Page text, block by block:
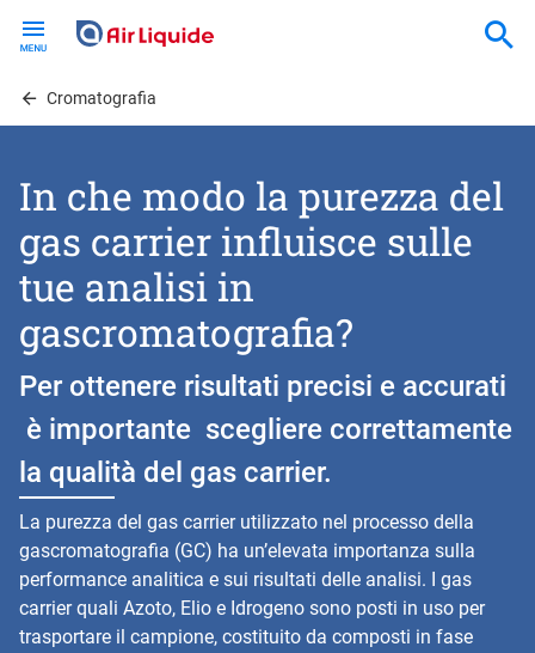
contentCromatografia
In che modo la purezza del
gas carrier influisce sulle
tue analisi in
gascromatografia?
Per ottenere risultati precisi e accurati
è importante scegliere correttamente
la qualità del gas carrier.
La purezza del gas carrier utilizzato nel processo della
gascromatografia (GC) ha un’elevata importanza sulla
performance analitica e sui risultati delle analisi. I gas
carrier quali Azoto, Elio e Idrogeno sono posti in uso per
trasportare il campione, costituito da composti in fase